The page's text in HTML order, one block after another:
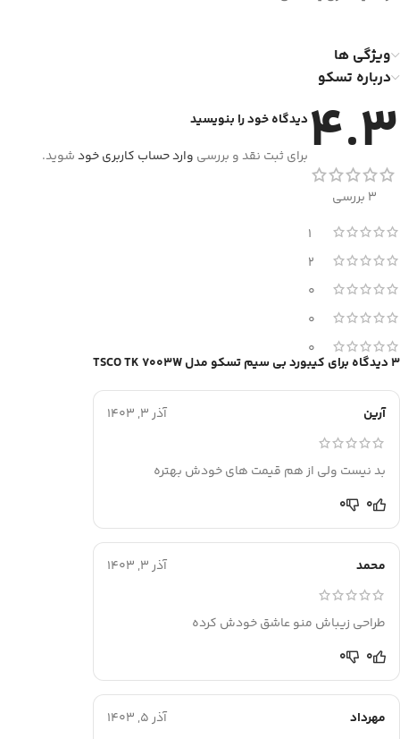
ویژگی ها
درباره تسکو
4.3
3 بررسی
1
2
0
0
0
3 دیدگاه برای کیبورد بی سیم تسکو مدل TSCO TK 7003W
آرین آذر 3, 1403
بد نیست ولی از هم قیمت های خودش بهتره
0
0
محمد آذر 3, 1403
طراحی زیباش منو عاشق خودش کرده
0
0
مهرداد آذر 5, 1403
دیدگاه خود را بنویسید
برای ثبت نقد و بررسی وارد حساب کاربری خودشوید.